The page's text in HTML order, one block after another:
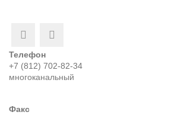
Телефон
+7 (812) 702-82-34
многоканальный
Факс